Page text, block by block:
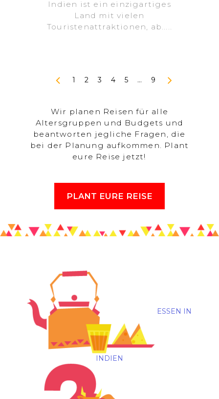
Indien ist ein einzigartiges
Land mit vielen
Touristenattraktionen, ab.....
1 2 3 4 5 … 9
Wir planen Reisen für alle
Altersgruppen und Budgets und
beantworten jegliche Fragen, die
bei der Planung aufkommen. Plant
eure Reise jetzt!
PLANT EURE REISE
ESSEN IN
INDIEN